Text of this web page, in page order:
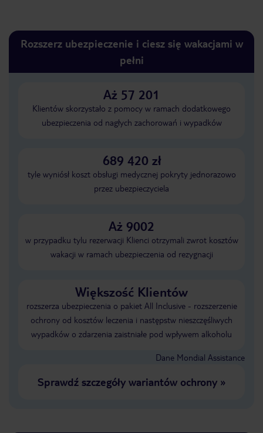
Rozszerz ubezpieczenie i ciesz się wakacjami w
pełni
Aż 57 201
Klientów skorzystało z pomocy w ramach dodatkowego
ubezpieczenia od nagłych zachorowań i wypadków
689 420 zł
tyle wyniósł koszt obsługi medycznej pokryty jednorazowo
przez ubezpieczyciela
Aż 9002
w przypadku tylu rezerwacji Klienci otrzymali zwrot kosztów
wakacji w ramach ubezpieczenia od rezygnacji
Większość Klientów
rozszerza ubezpieczenia o pakiet All Inclusive - rozszerzenie
ochrony od kosztów leczenia i następstw nieszczęśliwych
wypadków o zdarzenia zaistniałe pod wpływem alkoholu
Dane Mondial Assistance
Sprawdź szczegóły wariantów ochrony»